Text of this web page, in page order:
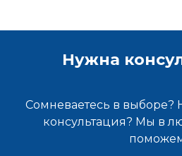
Нужна
Сомневаетесь в
консультация? Мы в